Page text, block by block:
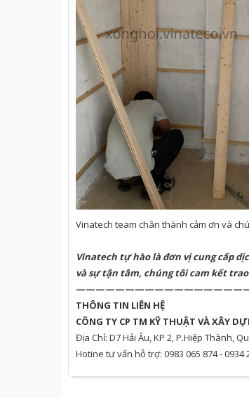
Vinatech team chân thành cảm ơn và
Vinatech tự hào là đơn vị cung cấp
và sự tận tâm, chúng tôi cam kết
THÔNG TIN LIÊN HỆ
CÔNG TY CP TM KỸ THUẬT VÀ XÂY
Địa Chỉ: D7 Hải Âu, KP 2, P.Hiệp Thành,
Hotine tư vấn hỗ trợ: ​0983 065 874 - 0934